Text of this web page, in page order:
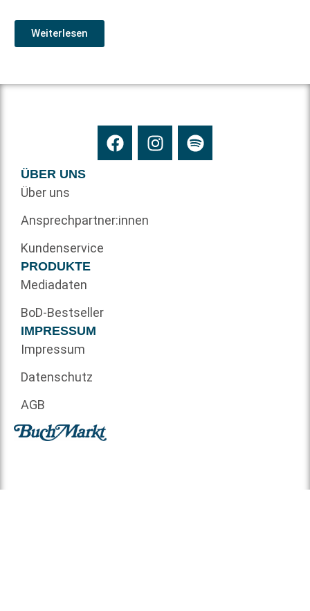
Weiterlesen
ÜBER UNS
Über uns
Ansprechpartner:innen
Kundenservice
PRODUKTE
Mediadaten
BoD-Bestseller
IMPRESSUM
Impressum
Datenschutz
AGB